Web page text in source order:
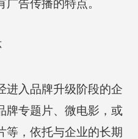
广告传播的特点。
进入品牌升级阶段的企
牌专题片、微电影，或
等，依托与企业的长期